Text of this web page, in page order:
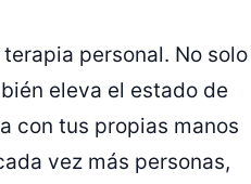
personal. No solo
eleva el estado de
con tus propias manos
vez más personas,